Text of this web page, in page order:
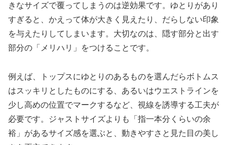
きなサイズで覆ってしまうのは逆効果です。ゆとりがあり
すぎると、かえって体が大きく見えたり、だらしない印象
を与えたりしてしまいます。大切なのは、隠す部分と出す
部分の「メリハリ」をつけることです。
例えば、トップスにゆとりのあるものを選んだらボトムス
はスッキリとしたものにする、あるいはウエストラインを
少し高めの位置でマークするなど、視線を誘導する工夫が
必要です。ジャストサイズよりも「指一本分くらいの余
裕」があるサイズ感を選ぶと、動きやすさと見た目の美し